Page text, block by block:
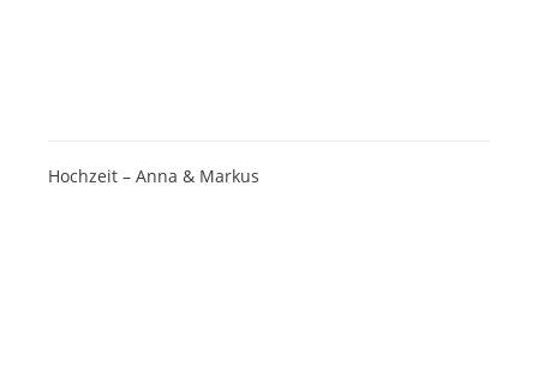
Hochzeit – Anna & Markus